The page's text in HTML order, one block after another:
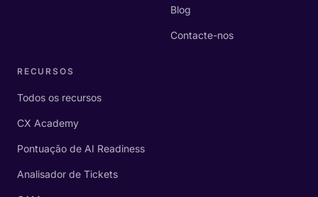
Blog
Contacte-nos
RECURSOS
Todos os recursos
CX Academy
Pontuação de AI Readiness
Analisador de Tickets